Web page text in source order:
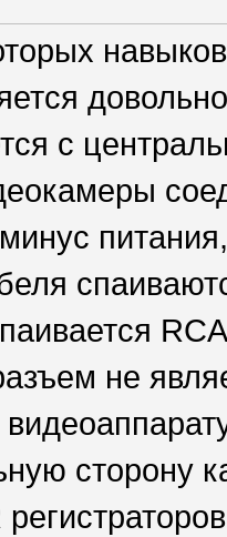
с
не
сторону